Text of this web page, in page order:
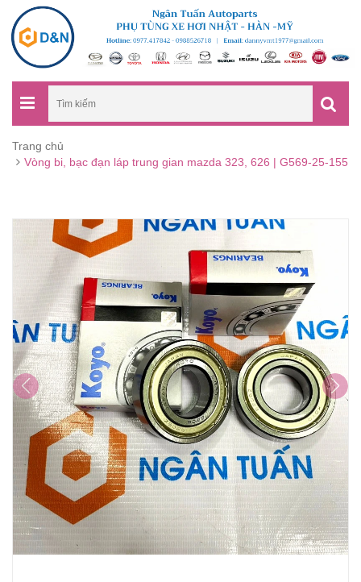
Trang chủ
Vòng bi, bạc đạn láp trung gian mazda 323, 626 | G569-25-155